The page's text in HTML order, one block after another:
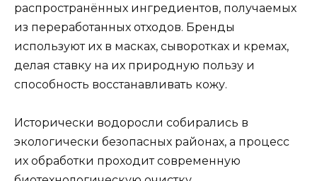
распространённых ингредиентов, получаемых
из переработанных отходов. Бренды
используют их в масках, сыворотках и кремах,
делая ставку на их природную пользу и
способность восстанавливать кожу.
Исторически водоросли собирались в
экологически безопасных районах, а процесс
их обработки проходит современную